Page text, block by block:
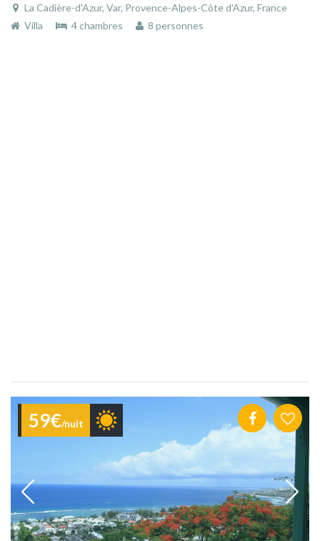
La Cadière-d'Azur, Var, Provence-Alpes-Côte d'Azur, France
Villa
4 chambres 8 personnes
59€/nuit